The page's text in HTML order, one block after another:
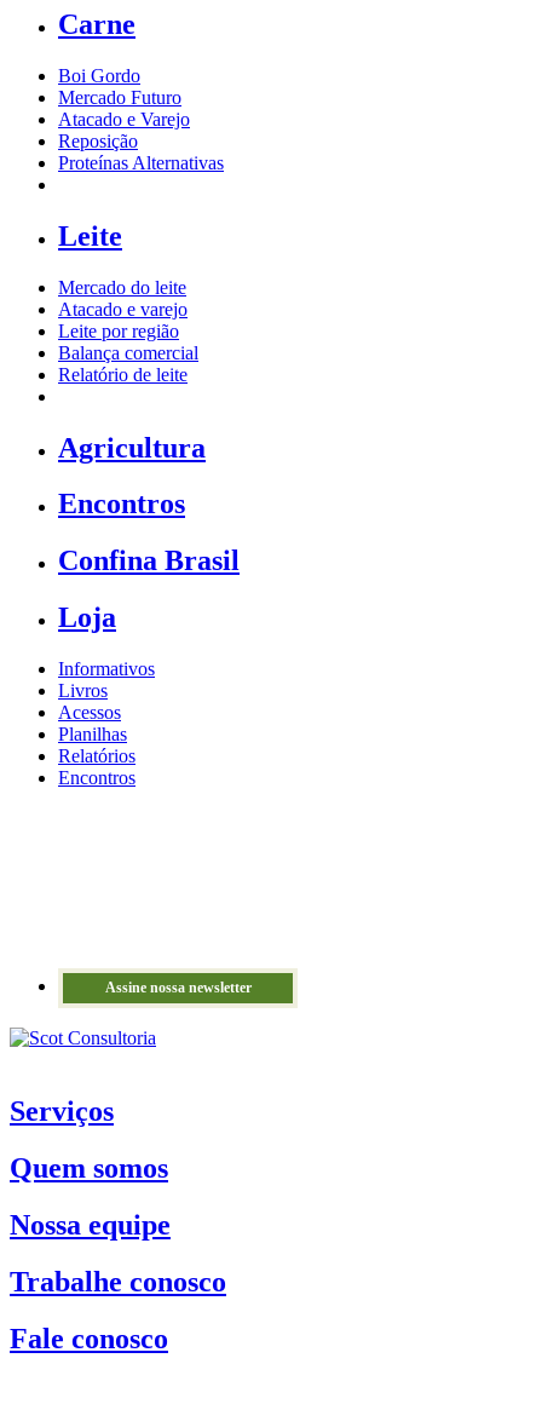
Carne
Boi Gordo
Mercado Futuro
Atacado e Varejo
Reposição
Proteínas Alternativas
Leite
Mercado do leite
Atacado e varejo
Leite por região
Balança comercial
Relatório de leite
Agricultura
Encontros
Confina Brasil
Loja
Informativos
Livros
Acessos
Planilhas
Relatórios
Encontros
Assine nossa newsletter
Serviços
Quem somos
Nossa equipe
Trabalhe conosco
Fale conosco